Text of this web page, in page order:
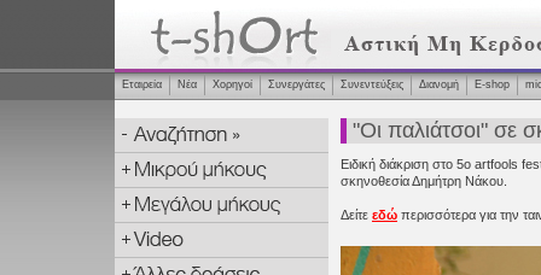
Εταιρεία Νέα Χορηγοί Συνεργάτες Συνεντεύξεις Διανομή Ε-shop
"Οι παλιάτσοι" σε
Ειδική διάκριση στο 5ο artfools
σκηνοθεσία Δημήτρη Νάκου.
Δείτε εδώ περισσότερα για την